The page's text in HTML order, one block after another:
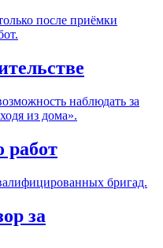
после приёмки
наблюдать за
из дома».
работ
бригад.
за